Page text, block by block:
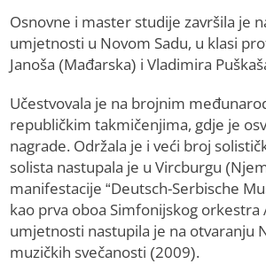
Osnovne i master studije završila je
umjetnosti u Novom Sadu, u klasi
Janoša (Mađarska) i Vladimira
Učestvovala je na brojnim
republičkim takmičenjima, gdje je
nagrade. Održala je i veći broj
solista nastupala je u Vircburgu
manifestacije “Deutsch-Serbische
kao prva oboa Simfonijskog orkestra
umjetnosti nastupila je na otvaranju
muzičkih svečanosti (2009).